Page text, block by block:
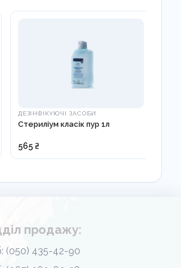
ДЕЗІНФІКУЮЧІ ЗАСОБИ
Стериліум класік пур 1л
565 ₴
продажу:
(050) 435-42-90